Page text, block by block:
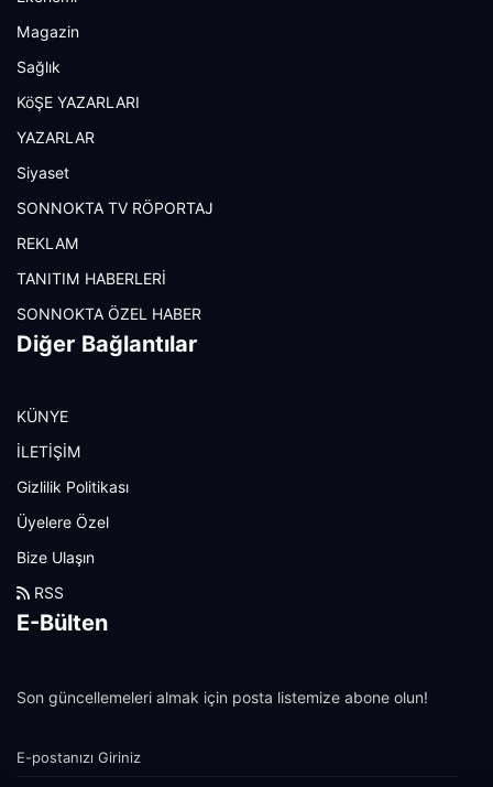
Magazin
Sağlık
KöŞE YAZARLARI
YAZARLAR
Siyaset
SONNOKTA TV RÖPORTAJ
REKLAM
TANITIM HABERLERİ
SONNOKTA ÖZEL HABER
Diğer Bağlantılar
KÜNYE
İLETİŞİM
Gizlilik Politikası
Üyelere Özel
Bize Ulaşın
RSS
E-Bülten
Son güncellemeleri almak için posta listemize abone olun!